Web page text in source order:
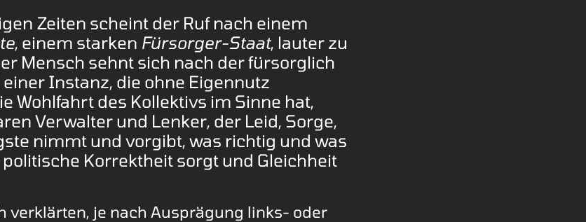
Zeiten scheint der Ruf nach einem
, einem starken Fürsorger-Staat, lauter zu
Mensch sehnt sich nach der fürsorglich
Instanz, die ohne Eigennutz
Wohlfahrt des Kollektivs im Sinne hat,
Verwalter und Lenker, der Leid, Sorge,
nimmt und vorgibt, was richtig und was
Korrektheit sorgt und Gleichheit
verklärten, je nach Ausprägung links- oder